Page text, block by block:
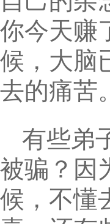
你今天赚
候，大脑
去的痛苦
有些弟
被骗？因
候，不懂